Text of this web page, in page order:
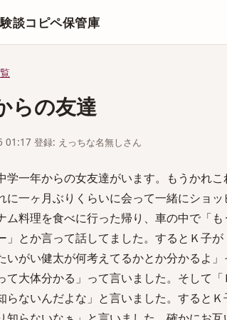
談コピペ保管庫
らの友達
登録: えっちな名無しさん
学一年からの女友達がいます。もうかれこ
に一ヶ月ぶりくらいに会って一緒にショッ
ム料理を食べに行った帰り、車の中で「
」とか言って話してました。するとＫ子が
いがい健太が何考えてるかとか分かるよ」
て大体分かる」って言いました。そして
らないんだよな」と言いました。すると